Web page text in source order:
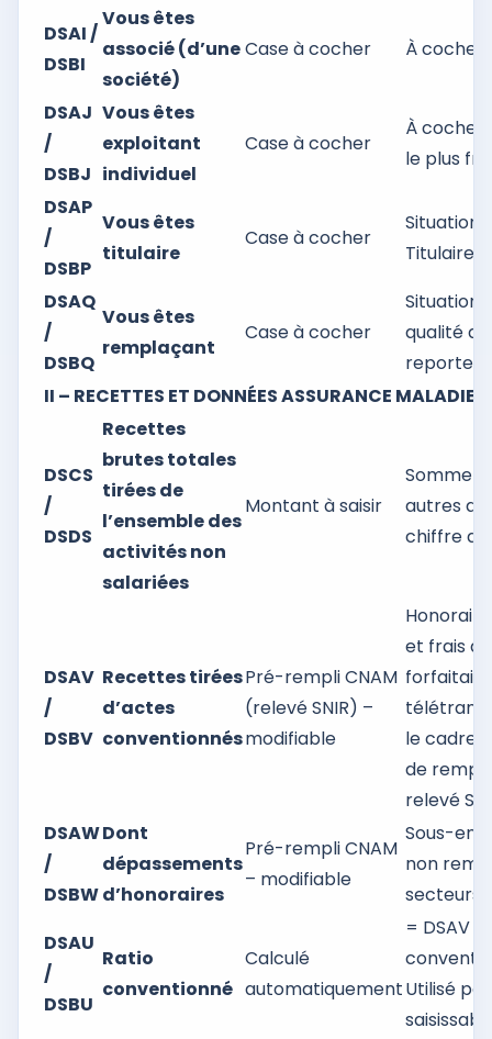
DSAI /
DSBI
Vous êtes
associé (d’une
société)
Case à cocher À cocher
DSAJ
/
DSBJ
Vous êtes
exploitant
individuel
Case à cocher
À cocher
le plus
DSAP
/
DSBP
Vous êtes
titulaire
Case à cocher
Situation
Titulaire
DSAQ
/
DSBQ
Vous êtes
remplaçant
Case à cocher
Situation
qualité
reporter
II – RECETTES ET DONNÉES ASSURANCE MALADIE
DSCS
/
DSDS
Recettes
brutes totales
tirées de
l’ensemble des
activités non
salariées
Montant à saisir
Somme
autres
chiffre
DSAV
/
DSBV
Recettes tirées
d’actes
conventionnés
Pré-rempli CNAM
(relevé SNIR) –
modifiable
et frais
le cadre
de
relevé
DSAW
/
DSBW
Dont
dépassements
d’honoraires
Pré-rempli CNAM
– modifiable
Sous-
non
secteurs
DSAU
/
DSBU
Ratio
conventionné
Calculé
automatiquement
= DSAV
Utilisé